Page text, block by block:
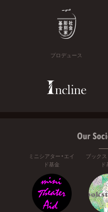
プロデュース
Our
ミニシアター・エイ
ド基金
ブックス